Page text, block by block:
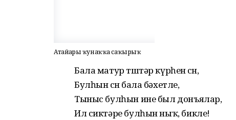
Атайҙарҙы ҡунаҡҡа саҡырҙыҡ
Бала матур төштәр күрһен өсөн,
Булһын өсөн бала бәхетле,
Тыныс булһын ине был донъялар,
Ил сиктәре булһын ныҡ, бикле!